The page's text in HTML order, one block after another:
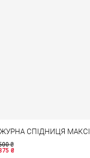
СПІДНИЦЯ МАКСІ
₴
₴